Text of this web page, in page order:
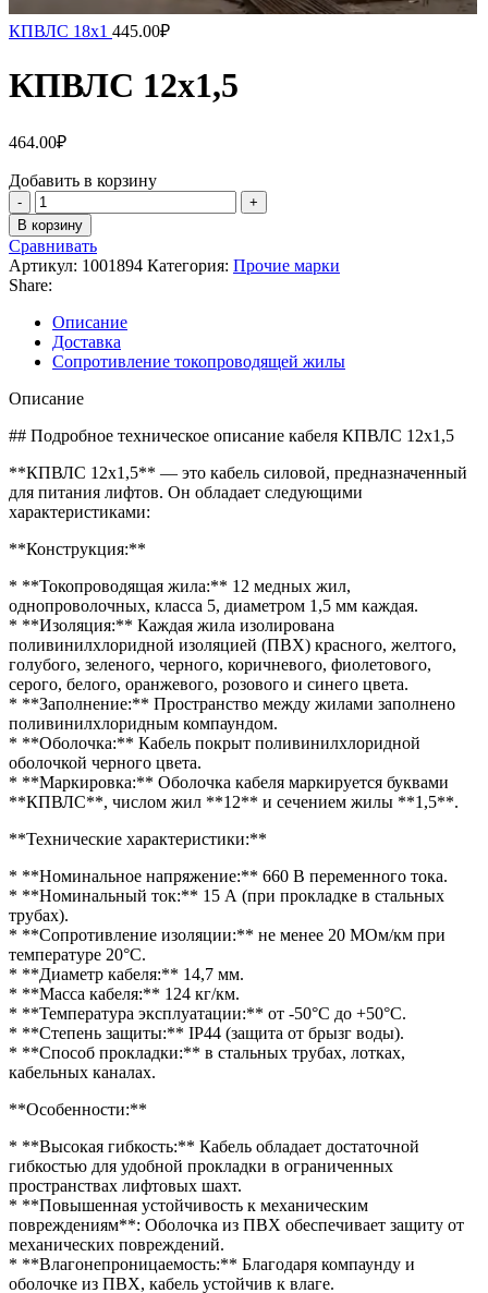
КПВЛС 18х1 445.00₽
КПВЛС 12х1,5
464.00₽
Добавить в корзину
Количество
товара
КПВЛС
12х1,5
В корзину
Сравнивать
Артикул: 1001894 Категория: Прочие марки
Share:
Описание
Доставка
Сопротивление токопроводящей жилы
Описание
## Подробное техническое описание кабеля КПВЛС 12х1,5
**КПВЛС 12х1,5** — это кабель силовой, предназначенный
для питания лифтов. Он обладает следующими
характеристиками:
**Конструкция:**
* **Токопроводящая жила:** 12 медных жил,
однопроволочных, класса 5, диаметром 1,5 мм каждая.
* **Изоляция:** Каждая жила изолирована
поливинилхлоридной изоляцией (ПВХ) красного, желтого,
голубого, зеленого, черного, коричневого, фиолетового,
серого, белого, оранжевого, розового и синего цвета.
* **Заполнение:** Пространство между жилами заполнено
поливинилхлоридным компаундом.
* **Оболочка:** Кабель покрыт поливинилхлоридной
оболочкой черного цвета.
* **Маркировка:** Оболочка кабеля маркируется буквами
**КПВЛС**, числом жил **12** и сечением жилы **1,5**.
**Технические характеристики:**
* **Номинальное напряжение:** 660 В переменного тока.
* **Номинальный ток:** 15 А (при прокладке в стальных
трубах).
* **Сопротивление изоляции:** не менее 20 МОм/км при
температуре 20°C.
* **Диаметр кабеля:** 14,7 мм.
* **Масса кабеля:** 124 кг/км.
* **Температура эксплуатации:** от -50°C до +50°C.
* **Степень защиты:** IP44 (защита от брызг воды).
* **Способ прокладки:** в стальных трубах, лотках,
кабельных каналах.
**Особенности:**
* **Высокая гибкость:** Кабель обладает достаточной
гибкостью для удобной прокладки в ограниченных
пространствах лифтовых шахт.
* **Повышенная устойчивость к механическим
повреждениям**: Оболочка из ПВХ обеспечивает защиту от
механических повреждений.
* **Влагонепроницаемость:** Благодаря компаунду и
оболочке из ПВХ, кабель устойчив к влаге.